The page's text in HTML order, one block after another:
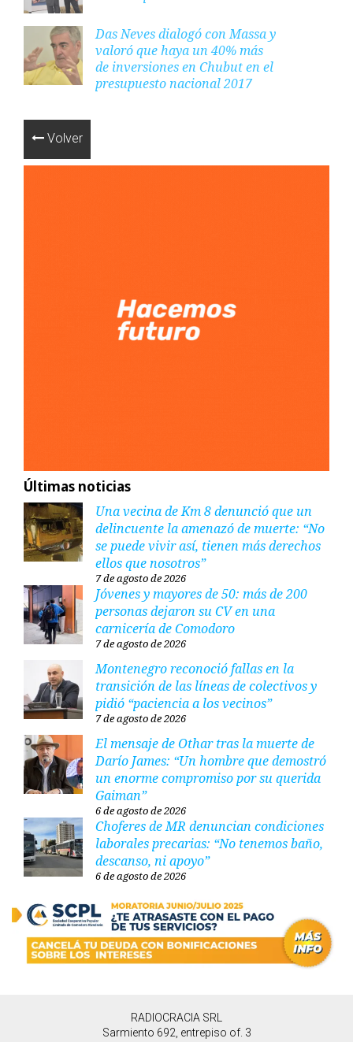
Das Neves dialogó con Massa y
valoró que haya un 40% más
de inversiones en Chubut en el
presupuesto nacional 2017
Volver
Últimas noticias
Una vecina de Km 8 denunció que un
delincuente la amenazó de muerte: “No
se puede vivir así, tienen más derechos
ellos que nosotros”
7 de agosto de 2026
Jóvenes y mayores de 50: más de 200
personas dejaron su CV en una
carnicería de Comodoro
7 de agosto de 2026
Montenegro reconoció fallas en la
transición de las líneas de colectivos y
pidió “paciencia a los vecinos”
7 de agosto de 2026
El mensaje de Othar tras la muerte de
Darío James: “Un hombre que demostró
un enorme compromiso por su querida
Gaiman”
6 de agosto de 2026
Choferes de MR denuncian condiciones
laborales precarias: “No tenemos baño,
descanso, ni apoyo”
6 de agosto de 2026
RADIOCRACIA SRL
Sarmiento 692, entrepiso of. 3